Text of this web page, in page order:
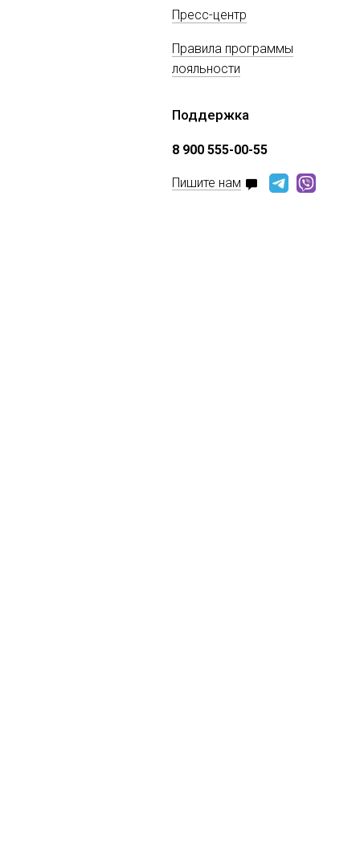
Пресс-центр
Правила программы
лояльности
Поддержка
8 900 555-00-55
Пишите нам